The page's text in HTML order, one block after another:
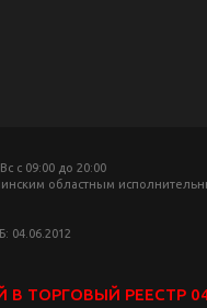
c 09:00 до 20:00
областным
04.06.2012
ТОРГОВЫЙ РЕЕСТР